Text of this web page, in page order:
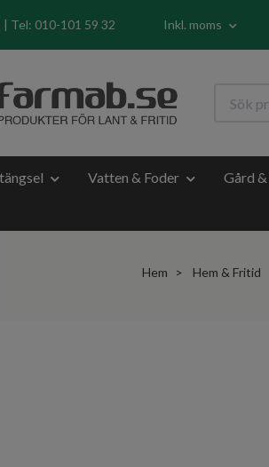
| Tel: 010-101 59 32 Inkl. moms
Vatten & Foder Gård
Hem Hem & Fritid